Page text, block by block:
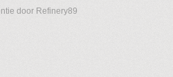
door Refinery89